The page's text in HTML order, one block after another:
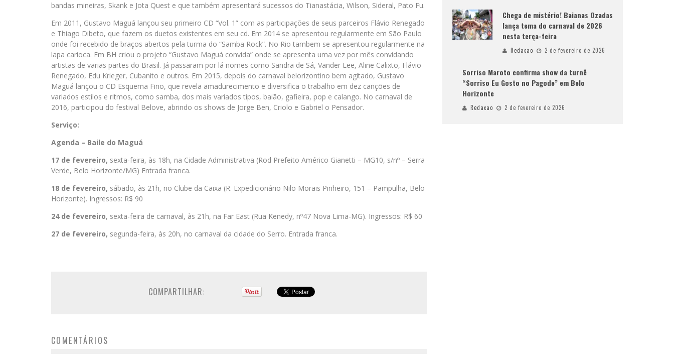
bandas mineiras, Skank e Jota Quest e que também apresentará sucessos do Tianastácia, Wilson, Sideral, Pato Fu.
Em 2011, Gustavo Maguá lançou seu primeiro CD “Vol. 1” com as participações de seus parceiros Flávio Renegado
e Thiago Dibeto, que fazem os duetos existentes em seu cd. Em 2014 se apresentou regularmente em São Paulo
onde foi recebido de braços abertos pela turma do “Samba Rock”. No Rio tambem se apresentou regularmente na
lapa carioca. Em BH criou o projeto “Gustavo Maguá convida” onde se apresenta uma vez por mês convidando
artistas de varias partes do Brasil. Já passaram por lá nomes como Sandra de Sá, Vander Lee, Aline Calixto, Flávio
Renegado, Edu Krieger, Cubanito e outros. Em 2015, depois do carnaval belorizontino bem agitado, Gustavo
Maguá lançou o CD Esquema Fino, que revela amadurecimento e diversifica o trabalho em dez canções de
variados estilos e ritmos, como samba, dos mais variados tipos, baião, gafieira, pop e calango. No carnaval de
2016, participou do festival Belove, abrindo os shows de Jorge Ben, Criolo e Gabriel o Pensador.
Serviço:
Agenda – Baile do Maguá
17 de fevereiro, sexta-feira, às 18h, na Cidade Administrativa (Rod Prefeito Américo Gianetti – MG10, s/nº – Serra
Verde, Belo Horizonte/MG) Entrada franca.
18 de fevereiro, sábado, às 21h, no Clube da Caixa (R. Expedicionário Nilo Morais Pinheiro, 151 – Pampulha, Belo
Horizonte). Ingressos: R$ 90
24 de fevereiro, sexta-feira de carnaval, às 21h, na Far East (Rua Kenedy, nº47 Nova Lima-MG). Ingressos: R$ 60
27 de fevereiro, segunda-feira, às 20h, no carnaval da cidade do Serro. Entrada franca.
COMPARTILHAR:
COMENTÁRIOS
Chega de mistério! Baianas Ozadas
lança tema do carnaval de 2026
nesta terça-feira
Redacao 2 de fevereiro de 2026
Sorriso Maroto confirma show da turnê
“Sorriso Eu Gosto no Pagode” em Belo
Horizonte
Redacao 2 de fevereiro de 2026